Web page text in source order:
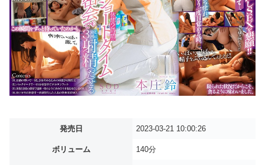
発売日 2023-03-21 10:00:26
ボリューム 140分